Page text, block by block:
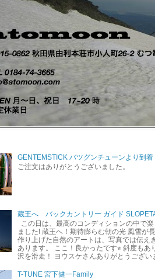
GENTEMSTICK バツグンチューンより到着
ご注文はありがとうございました。
蔵王へ バックカントリー ガイド
この日は、最高のコンディションの中で
ました! 蔵王へ！期待膨らむ朝の光 風雪が
作り上げた自然のアートは、写真では伝え
あります。 ここ！良かったです⭐︎ 斜度もあ
沢を滑走！ ヨウスケさんありがとうござい
T-TUNE 宮下健一Family